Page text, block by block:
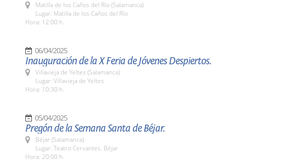
Matilla de los Caños del Río (Salamanca)
Lugar: Matilla de los Caños del Río
Hora: 12:00 h.
06/04/2025
Inauguración de la X Feria de Jóvenes Despiertos.
Villavieja de Yeltes (Salamanca)
Lugar: Villavieja de Yeltes
Hora: 10:30 h.
05/04/2025
Pregón de la Semana Santa de Béjar.
Béjar (Salamanca)
Lugar: Teatro Cervantes. Béjar
Hora: 20:00 h.